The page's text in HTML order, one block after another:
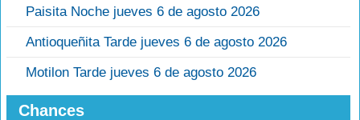
Paisita Noche jueves 6 de agosto 2026
Antioqueñita Tarde jueves 6 de agosto 2026
Motilon Tarde jueves 6 de agosto 2026
Chances